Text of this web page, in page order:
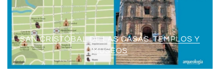
SAN CRISTÓBAL DE LAS CASAS. TEMPLOS Y
MUSEOS